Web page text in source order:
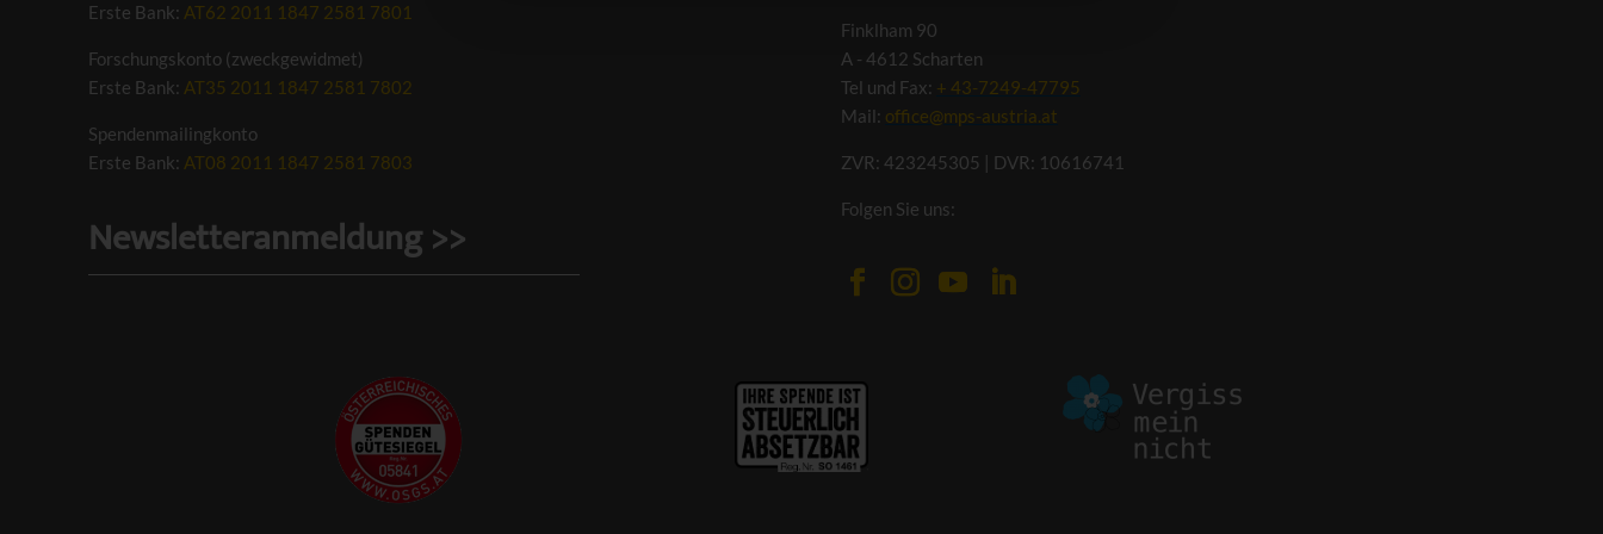
Erste Bank: AT62 2011 1847 2581 7801
Forschungskonto (zweckgewidmet)
Erste Bank: AT35 2011 1847 2581 7802
Spendenmailingkonto
Erste Bank: AT08 2011 1847 2581 7803
Newsletteranmeldung >>
Finklham 90
A - 4612 Scharten
Tel und Fax: + 43-7249-47795
Mail: office@mps-austria.at
ZVR: 423245305 | DVR: 10616741
Folgen Sie uns:
Datenschutzerklärung